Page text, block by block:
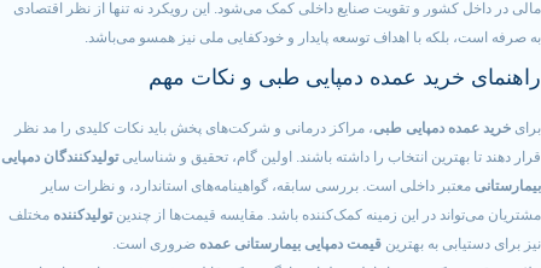
و تقویت صنایع داخلی کمک می‌شود. این رویکرد نه تنها از نظر اقتصادی
با اهداف توسعه پایدار و خودکفایی ملی نیز همسو می‌باشد.
عمده دمپایی طبی و نکات مهم
دمپایی طبی، مراکز درمانی و شرکت‌های پخش باید نکات کلیدی را مد نظر
انتخاب را داشته باشند. اولین گام، تحقیق و شناساییتولیدکنندگان دمپایی
داخلی است. بررسی سابقه، گواهینامه‌های استاندارد، و نظرات سایر
در این زمینه کمک‌کننده باشد. مقایسه قیمت‌ها از چندینتولیدکنندهمختلف
به بهترینقیمت دمپایی بیمارستانی عمدهضروری است.